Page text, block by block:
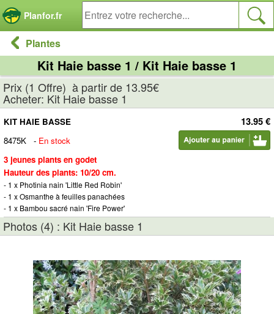
Planfor.fr
Plantes
Kit Haie basse 1 / Kit Haie basse 1
Prix (1 Offre) à partir de 13.95€
Acheter: Kit Haie basse 1
13.95 €
KIT HAIE BASSE
8475K
- En stock
3 jeunes plants en godet
Hauteur des plants: 10/20 cm.
- 1 x Photinia nain 'Little Red Robin'
- 1 x Osmanthe à feuilles panachées
- 1 x Bambou sacré nain 'Fire Power'
Photos (4) : Kit Haie basse 1
Panneau de gestion des cookies